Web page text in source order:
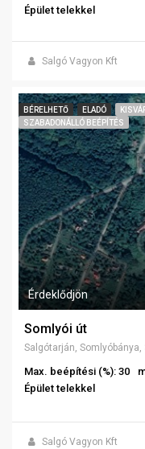
Épület telekkel
Salgó Vagyon Kft
BÉRELHETŐ ELADÓ
SZABADONÁLLÓ BEÉPÍTÉS
Érdeklődjön
Somlyói út
Salgótarján,
Max. beépítési (%): 30
Épület telekkel
Salgó Vagyon Kft